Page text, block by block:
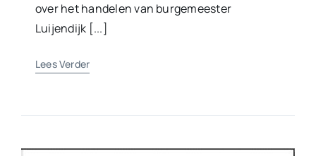
over het handelen van burgemeester
Luijendijk [...]
Lees Verder